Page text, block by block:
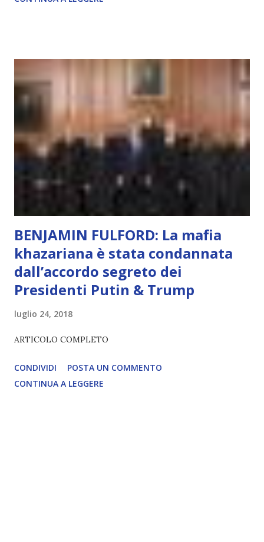
autentico, non ha connessione con l’Uno. Coscienza è la
che permette di scegliere per amore anche quando non è la
scelta più efficiente. È ciò che ci collega all’Uno Infinito.
L’intelligenza può simulare comportamenti coscienti, ma
non può essere Coscienza. Può copiare, ma non può vivere
l’esperienza. Come diventerà ovvio Man mano che l’IA
diventerà sempre più avanzata (soprattutto tra il 2027 e il
2035), emergeranno situazioni che renderanno la differenza
lampante: L’IA sarà in gr...
BENJAMIN FULFORD: La mafia
khazariana è stata condannata
dall’accordo segreto dei
Presidenti Putin & Trump
luglio 24, 2018
ARTICOLO COMPLETO
CONDIVIDI
POSTA UN COMMENTO
CONTINUA A LEGGERE